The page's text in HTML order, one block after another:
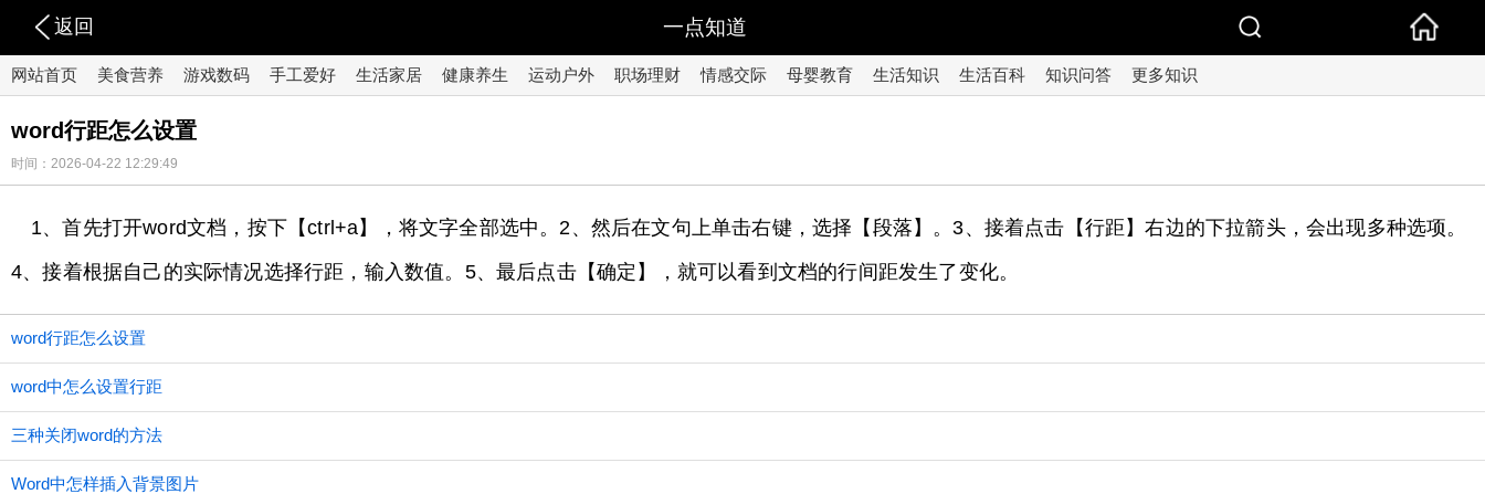
返回 一点知道
网站首页 美食营养 游戏数码 手工爱好 生活家居 健康养生 运动户外 职场理财 情感交际 母婴教育 生活知识 生活百科 知识问答 更多知识
word行距怎么设置
时间：2026-04-22 12:29:49
1、首先打开word文档，按下【ctrl+a】，将文字全部选中。2、然后在文句上单击右键，选择【段落】。3、接着点击【行距】右边的下拉箭头，会出现多种选项。
4、接着根据自己的实际情况选择行距，输入数值。5、最后点击【确定】，就可以看到文档的行间距发生了变化。
word行距怎么设置
word中怎么设置行距
三种关闭word的方法
Word中怎样插入背景图片